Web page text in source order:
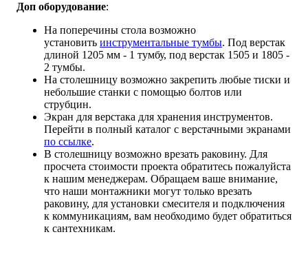
Доп оборудование:
На поперечины стола возможно
установить инструментальные тумбы. Под верстак
длиной 1205 мм - 1 тумбу, под верстак 1505 и 1805 -
2 тумбы.
На столешницу возможно закрепить любые тиски и
небольшие станки с помощью болтов или
струбцин.
Экран для верстака для хранения инструментов.
Перейти в полный каталог с верстачными экранами
по ссылке.
В столешницу возможно врезать раковину. Для
просчета стоимости проекта обратитесь пожалуйста
к нашим менеджерам. Обращаем ваше внимание,
что наши монтажники могут только врезать
раковину, для установки смесителя и подключения
к коммуникациям, вам необходимо будет обратиться
к сантехникам.